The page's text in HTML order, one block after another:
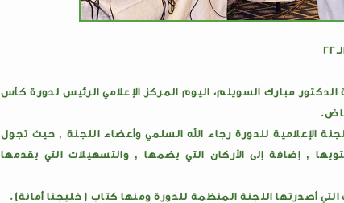
الدكتور مبارك السويلم، اليوم المركز الإعلامي الرئيس لدورة كأس
الإعلامية للدورة رجاء الله السلمي وأعضاء اللجنة , حيث تجول
, إضافة إلى الأركان التي يضمها , والتسهيلات التي يقدمها
أصدرتها اللجنة المنظمة للدورة ومنها كتاب ( خليجنا أمانة).